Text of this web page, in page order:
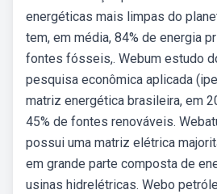
energéticas mais limpas do
tem, em média, 84% de energia
fontes fósseis,. Webum estudo
pesquisa econômica aplicada
matriz energética brasileira, em
45% de fontes renováveis.
possui uma matriz elétrica
em grande parte composta de
usinas hidrelétricas. Webo